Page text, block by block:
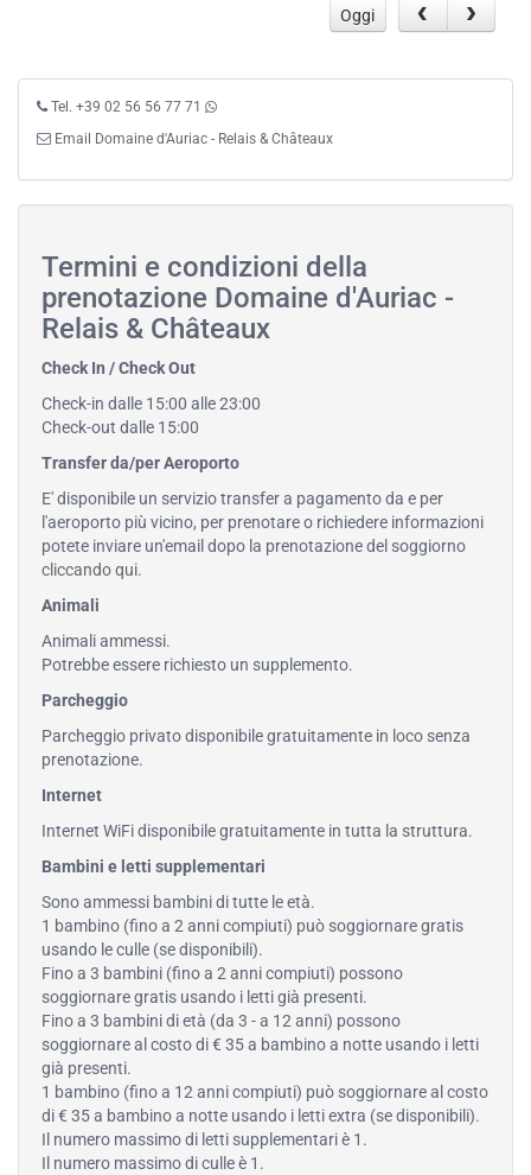
Oggi
Tel. +39 02 56 56 77 71
Email Domaine d'Auriac - Relais & Châteaux
Termini e condizioni della
prenotazione Domaine d'Auriac -
Relais & Châteaux
Check In / Check Out
Check-in dalle 15:00 alle 23:00
Check-out dalle 15:00
Transfer da/per Aeroporto
E' disponibile un servizio transfer a pagamento da e per
l'aeroporto più vicino, per prenotare o richiedere informazioni
potete inviare un'email dopo la prenotazione del soggiorno
cliccando qui.
Animali
Animali ammessi.
Potrebbe essere richiesto un supplemento.
Parcheggio
Parcheggio privato disponibile gratuitamente in loco senza
prenotazione.
Internet
Internet WiFi disponibile gratuitamente in tutta la struttura.
Bambini e letti supplementari
Sono ammessi bambini di tutte le età.
1 bambino (fino a 2 anni compiuti) può soggiornare gratis
usando le culle (se disponibili).
Fino a 3 bambini (fino a 2 anni compiuti) possono
soggiornare gratis usando i letti già presenti.
Fino a 3 bambini di età (da 3 - a 12 anni) possono
soggiornare al costo di € 35 a bambino a notte usando i letti
già presenti.
1 bambino (fino a 12 anni compiuti) può soggiornare al costo
di € 35 a bambino a notte usando i letti extra (se disponibili).
Il numero massimo di letti supplementari è 1.
Il numero massimo di culle è 1.